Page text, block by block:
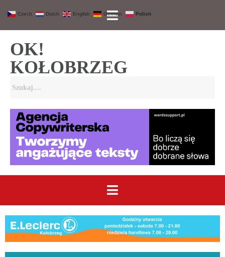
OK!
KOŁOBRZEG
Czech Dutch English German Polish